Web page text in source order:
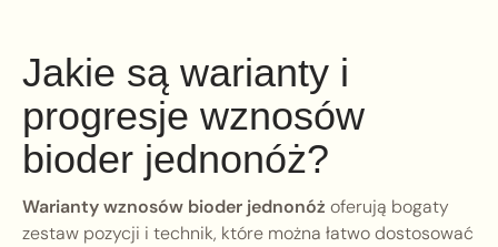
Jakie są warianty i
progresje wznosów
bioder jednonóż?
Warianty wznosów bioder jednonóż oferują bogaty
zestaw pozycji i technik, które można łatwo dostosować